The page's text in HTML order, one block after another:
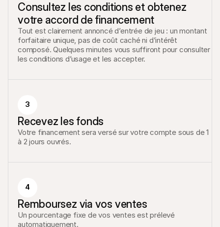
Consultez les conditions et obtenez
votre accord de financement
Tout est clairement annoncé d’entrée de jeu : un montant
forfaitaire unique, pas de coût caché ni d’intérêt
composé. Quelques minutes vous suffiront pour consulter
les conditions d’usage et les accepter.
3
Recevez les fonds
Votre financement sera versé sur votre compte sous de 1
à 2 jours ouvrés.
4
Remboursez via vos ventes
Un pourcentage fixe de vos ventes est prélevé
automatiquement.